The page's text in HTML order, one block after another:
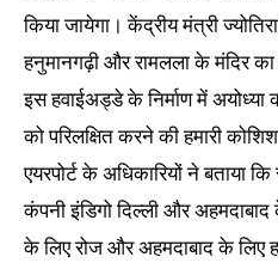
किया जायेगा। केंद्रीय मंत्री
हनुमानगढ़ी और रामलला के मंदिर का
इस हवाईअड्डे के निर्माण में
को परिलक्षित करने की हमारी
एयरपोर्ट के अधिकारियों ने बताया
कंपनी इंडिगो दिल्ली और
के लिए रोज और अहमदाबाद के लिए